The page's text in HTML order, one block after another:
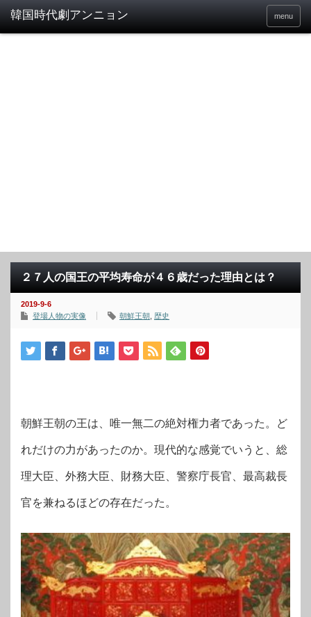
menu
２７人の国王の平均寿命が４６歳だった理由とは？
2019-9-6
登場人物の実像
朝鮮王朝 歴史
朝鮮王朝の王は、唯一無二の絶対権力者であった。ど
れだけの力があったのか。現代的な感覚でいうと、総
理大臣、外務大臣、財務大臣、警察庁長官、最高裁長
官を兼ねるほどの存在だった。